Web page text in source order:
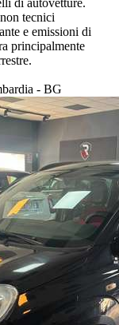
tecnici
e emissioni di
principalmente
- BG